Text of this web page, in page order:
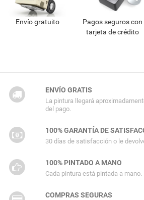
Envío gratuito
Pagos seguros con
tarjeta de crédito
ENVÍO GRATIS
La pintura llegará
del pago.
100% GARANTÍA DE
30 días de satisfacción o le
100% PINTADO A MANO
Cada pintura está pintada a mano.
COMPRAS SEGURAS